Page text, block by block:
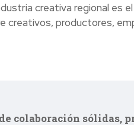
creativa regional es
creativos, productores,
colaboración sólidas,